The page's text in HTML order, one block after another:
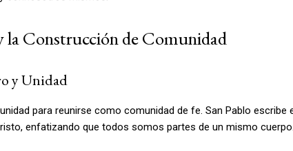
Construcción de Comunidad
y Unidad
para reunirse como comunidad de fe. San Pablo escribe
enfatizando que todos somos partes de un mismo